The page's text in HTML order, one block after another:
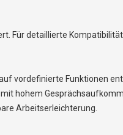
Für detaillierte
vordefinierte Funktionen
hohem
Arbeitserleichterung.